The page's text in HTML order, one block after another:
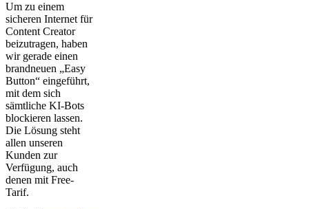
Um zu einem
sicheren Internet für
Content Creator
beizutragen, haben
wir gerade einen
brandneuen „Easy
Button“ eingeführt,
mit dem sich
sämtliche KI-Bots
blockieren lassen.
Die Lösung steht
allen unseren
Kunden zur
Verfügung, auch
denen mit Free-
Tarif.